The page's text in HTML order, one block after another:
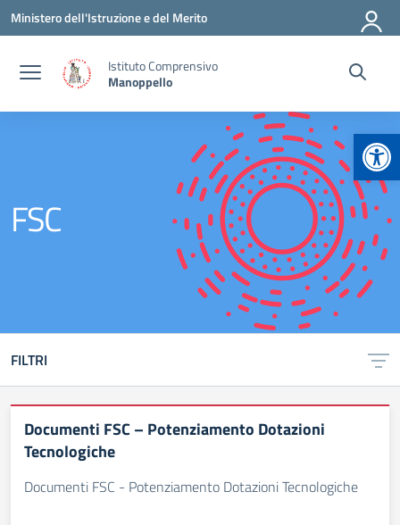
Vai ai contenuti
Vai al menu di navigazione
Vai al footer
Ministero dell'Istruzione e del Merito
Istituto Comprensivo
Manoppello
FSC
FILTRI
Documenti FSC – Potenziamento Dotazioni
Tecnologiche
Documenti FSC - Potenziamento Dotazioni Tecnologiche